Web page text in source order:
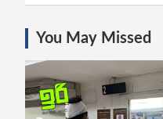
You May Missed